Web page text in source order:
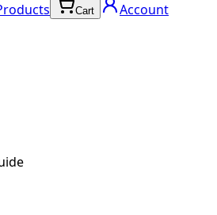
Cart
Account